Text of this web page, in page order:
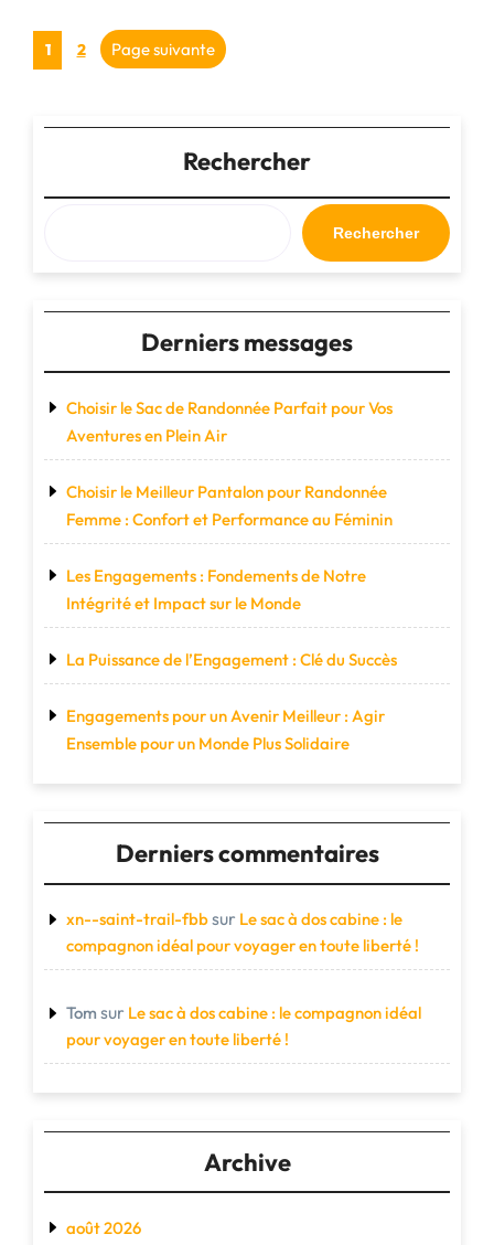
Indispensable
de
Voyages"
Pagination
publications
Page
1 Page
2 Page suivante
Rechercher
Rechercher
Derniers messages
Choisir le Sac de Randonnée Parfait pour Vos
Aventures en Plein Air
Choisir le Meilleur Pantalon pour Randonnée
Femme : Confort et Performance au Féminin
Les Engagements : Fondements de Notre
Intégrité et Impact sur le Monde
La Puissance de l’Engagement : Clé du Succès
Engagements pour un Avenir Meilleur : Agir
Ensemble pour un Monde Plus Solidaire
Derniers commentaires
xn--saint-trail-fbbsur Le sac à dos cabine : le
compagnon idéal pour voyager en toute liberté !
Tom sur Le sac à dos cabine : le compagnon idéal
pour voyager en toute liberté !
Archive
août 2026